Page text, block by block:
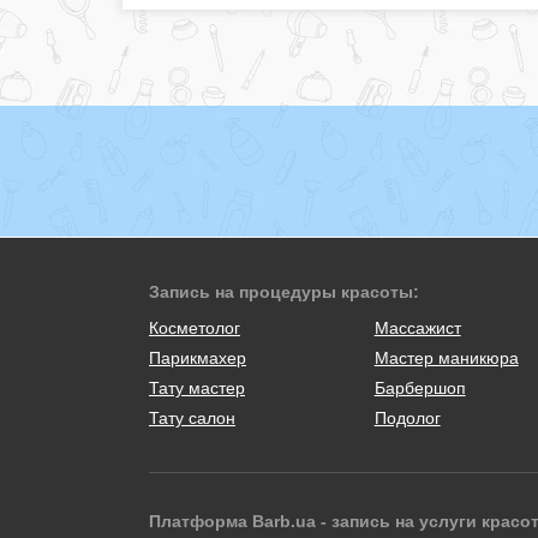
Запись на процедуры красоты:
Косметолог
Массажист
Парикмахер
Мастер маникюра
Тату мастер
Барбершоп
Тату салон
Подолог
Платформа Barb.ua - запись на услуги